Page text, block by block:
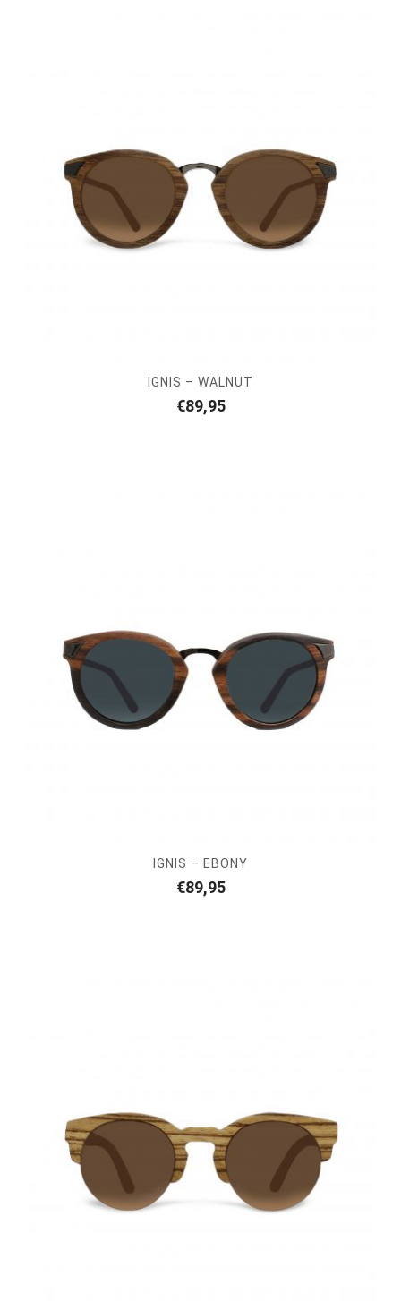
IGNIS – WALNUT
€89,95
IGNIS – EBONY
€89,95